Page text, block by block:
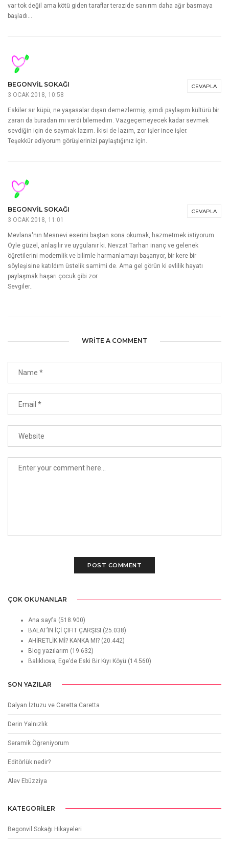
var tok değil ama kötü giden taraflar terazide sanırım daha ağır basmaya
başladı…
CEVAPLA
BEGONVIL SOKAĞI
3 OCAK 2018, 10:58
Eskiler sır küpü, ne yaşasalar dışarı demezlermiş, şimdi paylaşım kültürü bir
zararı da buradan mı verdi bilemedim. Vazgeçemeyecek kadar sevmek
sevdiğin için de saymak lazım. İkisi de lazım, zor işler ince işler.
Teşekkür ediyorum görüşlerinizi paylaştığınız için.
CEVAPLA
BEGONVIL SOKAĞI
3 OCAK 2018, 11:01
Mevlana'nın Mesnevi eserini baştan sona okumak, hazmetmek istiyorum.
Öyle güzel, anlaşılır ve uygulanır ki. Nevzat Tarhan inanç ve gelenek
öğretilerini modernlik ve bilimle harmanlamayı başarıyor, bir kere bir
söyleşisine katıldım üstelik samimi de. Ama gel görün ki evlilik hayatı
paylaşmak haşarı çocuk gibi zor.
Sevgiler..
WRITE A COMMENT
ÇOK OKUNANLAR
Ana sayfa (518.900)
BALAT’IN İÇİ ÇIFIT ÇARŞISI (25.038)
AHİRETLİK Mİ? KANKA MI? (20.442)
Blog yazılarım (19.632)
Balıklıova, Ege’de Eski Bir Kıyı Köyü (14.560)
SON YAZILAR
Dalyan İztuzu ve Caretta Caretta
Derin Yalnızlık
Seramik Öğreniyorum
Editörlük nedir?
Alev Ebüzziya
KATEGORILER
Begonvil Sokağı Hikayeleri